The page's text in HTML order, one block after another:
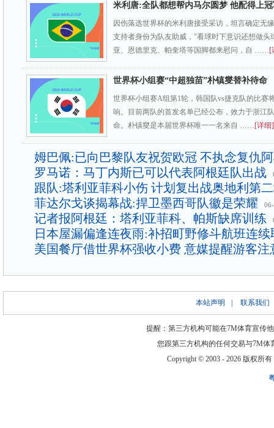
米利唐:全队都想帮内马尔圆梦 他配得上
因伤落选世界杯的米利唐接受采访，坦言确定无
支持者身份为队友助威，"看球时下意识还想做头
亚、恩德里克、帕奎塔等国脚都来慰问，自 ……[
世界杯小组赛“中超独苗”朴镇燮替补待命
世界杯小组赛A组第1轮，韩国队vs捷克队的比赛
响。目前两队的首发名单已经公布，效力于浙江
命。朴镇燮是本届世界杯唯一一名来自 ……[详细]
姆巴佩:已向巴黎队友祝贺欧冠 不执念复仇
罗马诺：马丁内斯已可以代表阿根廷队出战
跟队:塔利亚菲科小伤 计划复出战奥地利第
菲达尔戈谈揭幕战:捍卫墨西哥队徽是荣耀
记者报阿根廷：塔利亚菲科、帕斯缺席训练
日本屋漏偏逢连夜雨:补招町野修斗航班连续
美国餐厅借世界杯强收小费 意媒提醒游客注
本站声明 联系我们
提醒：第三方机构可能在7M体育宣传
您跟第三方机构的任何交易与7M
Copyright © 2003 - 2026 版权所有